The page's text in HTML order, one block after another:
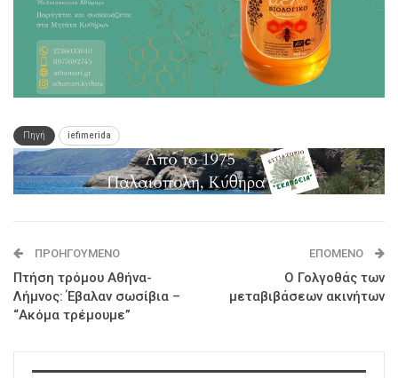
Πηγή iefimerida
ΠΡΟΗΓΟΎΜΕΝΟ
Πτήση τρόμου Αθήνα-
Λήμνος: Έβαλαν σωσίβια –
“Ακόμα τρέμουμε”
ΕΠΌΜΕΝΟ
Ο Γολγοθάς των
μεταβιβάσεων ακινήτων